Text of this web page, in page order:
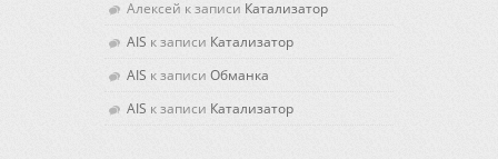
Алексей к записи Катализатор
AIS к записи Катализатор
AIS к записи Обманка
AIS к записи Катализатор